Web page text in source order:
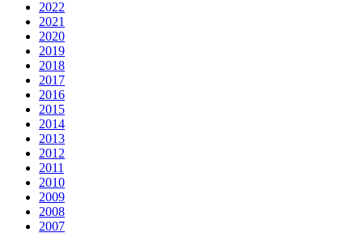
2022
2021
2020
2019
2018
2017
2016
2015
2014
2013
2012
2011
2010
2009
2008
2007